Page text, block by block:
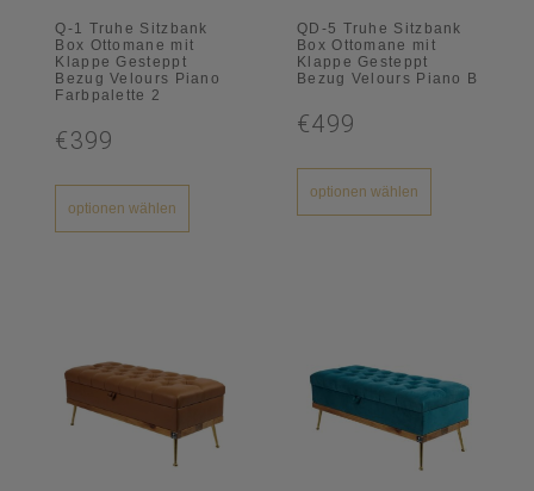
Q-1 Truhe Sitzbank
Box Ottomane mit
Klappe Gesteppt
Bezug Velours Piano
Farbpalette 2
€399
optionen wählen
QD-5 Truhe Sitzbank
Box Ottomane mit
Klappe Gesteppt
Bezug Velours Piano B
€499
optionen wählen